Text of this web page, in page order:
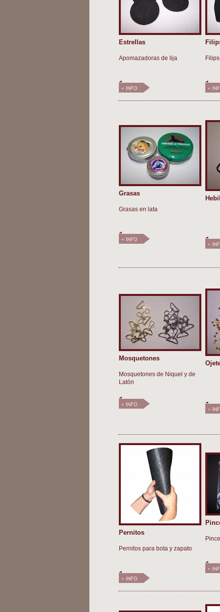
Estrellas
Apomazadoras de lija
Grasas
Grasas en lata
Mosquetones
Mosquetones de Niquel y de
Latón
Pernitos
Pernitos para bota y zapato